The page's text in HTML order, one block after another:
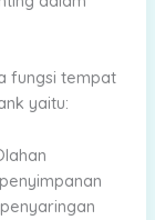
fungsi tempat
yaitu: